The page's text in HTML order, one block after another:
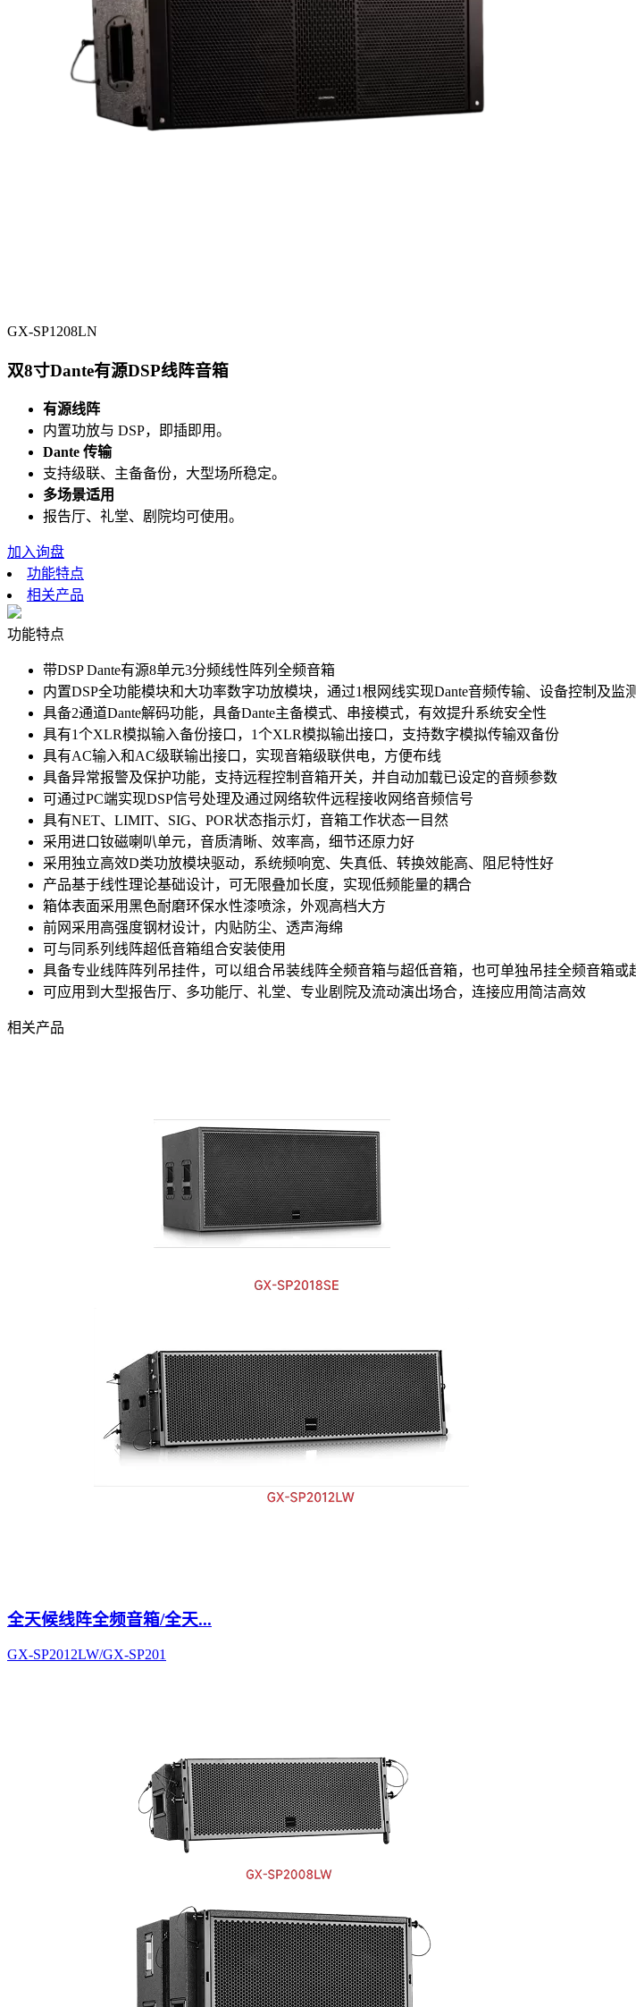
GX-SP1208LN
双8寸Dante有源DSP线阵音箱
有源线阵
内置功放与 DSP，即插即用。
Dante 传输
支持级联、主备备份，大型场所稳定。
多场景适用
报告厅、礼堂、剧院均可使用。
加入询盘
功能特点
相关产品
功能特点
带DSP Dante有源8单元3分频线性阵列全频音箱
内置DSP全功能模块和大功率数字功放模块，通过1根网线实现Dante音频传输、设备控制及监测
具备2通道Dante解码功能，具备Dante主备模式、串接模式，有效提升系统安全性
具有1个XLR模拟输入备份接口，1个XLR模拟输出接口，支持数字模拟传输双备份
具有AC输入和AC级联输出接口，实现音箱级联供电，方便布线
具备异常报警及保护功能，支持远程控制音箱开关，并自动加载已设定的音频参数
可通过PC端实现DSP信号处理及通过网络软件远程接收网络音频信号
具有NET、LIMIT、SIG、POR状态指示灯，音箱工作状态一目然
采用进口钕磁喇叭单元，音质清晰、效率高，细节还原力好
采用独立高效D类功放模块驱动，系统频响宽、失真低、转换效能高、阻尼特性好
产品基于线性理论基础设计，可无限叠加长度，实现低频能量的耦合
箱体表面采用黑色耐磨环保水性漆喷涂，外观高档大方
前网采用高强度钢材设计，内贴防尘、透声海绵
可与同系列线阵超低音箱组合安装使用
具备专业线阵阵列吊挂件，可以组合吊装线阵全频音箱与超低音箱，也可单独吊挂全频音箱
可应用到大型报告厅、多功能厅、礼堂、专业剧院及流动演出场合，连接应用简洁高效
相关产品
全天候线阵全频音箱/全天...
GX-SP2012LW/GX-SP201